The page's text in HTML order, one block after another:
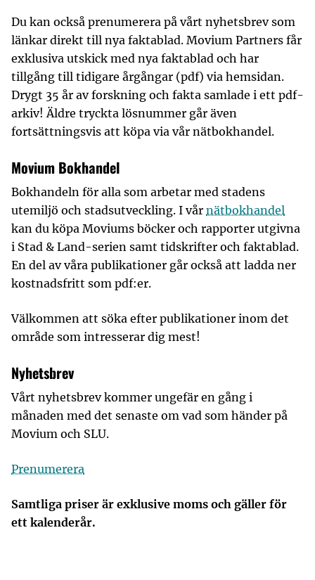
Du kan också prenumerera på vårt nyhetsbrev som
länkar direkt till nya faktablad. Movium Partners får
exklusiva utskick med nya faktablad och har
tillgång till tidigare årgångar (pdf) via hemsidan.
Drygt 35 år av forskning och fakta samlade i ett pdf-
arkiv! Äldre tryckta lösnummer går även
fortsättningsvis att köpa via vår nätbokhandel.
Movium Bokhandel
Bokhandeln för alla som arbetar med stadens
utemiljö och stadsutveckling. I vår nätbokhandel
kan du köpa Moviums böcker och rapporter utgivna
i Stad & Land-serien samt tidskrifter och faktablad.
En del av våra publikationer går också att ladda ner
kostnadsfritt som pdf:er.
Välkommen att söka efter publikationer inom det
område som intresserar dig mest!
Nyhetsbrev
Vårt nyhetsbrev kommer ungefär en gång i
månaden med det senaste om vad som händer på
Movium och SLU.
Prenumerera
Samtliga priser är exklusive moms och gäller för
ett kalenderår.